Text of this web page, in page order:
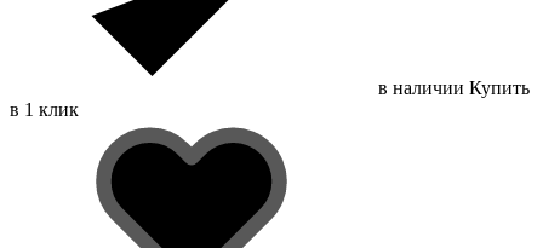
в наличии Купить
в 1 клик